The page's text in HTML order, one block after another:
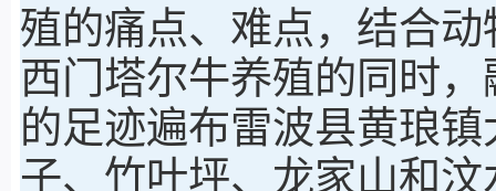
殖的痛点、难点，结合
西门塔尔牛养殖的同时
的足迹遍布雷波县黄琅
子、竹叶坪、龙家山和